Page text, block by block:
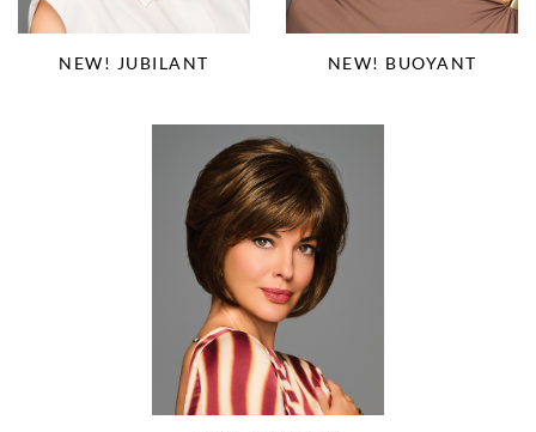
NEW! JUBILANT NEW! BUOYANT